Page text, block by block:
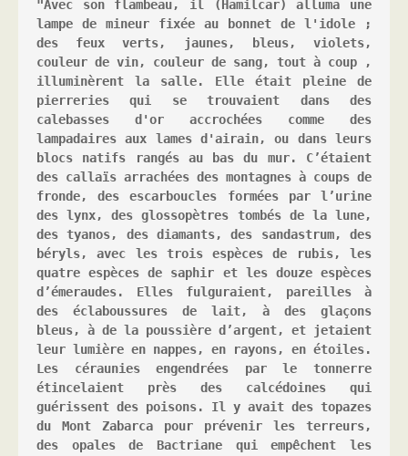
"Avec son flambeau, il (Hamilcar) alluma une
lampe de mineur fixée au bonnet de l'idole ;
des feux verts, jaunes, bleus, violets,
couleur de vin, couleur de sang, tout à coup ,
illuminèrent la salle. Elle était pleine de
pierreries qui se trouvaient dans des
calebasses d'or accrochées comme des
lampadaires aux lames d'airain, ou dans leurs
blocs natifs rangés au bas du mur. C’étaient
des callaïs arrachées des montagnes à coups de
fronde, des escarboucles formées par l’urine
des lynx, des glossopètres tombés de la lune,
des tyanos, des diamants, des sandastrum, des
béryls, avec les trois espèces de rubis, les
quatre espèces de saphir et les douze espèces
d’émeraudes. Elles fulguraient, pareilles à
des éclaboussures de lait, à des glaçons
bleus, à de la poussière d’argent, et jetaient
leur lumière en nappes, en rayons, en étoiles.
Les céraunies engendrées par le tonnerre
étincelaient près des calcédoines qui
guérissent des poisons. Il y avait des topazes
du Mont Zabarca pour prévenir les terreurs,
des opales de Bactriane qui empêchent les